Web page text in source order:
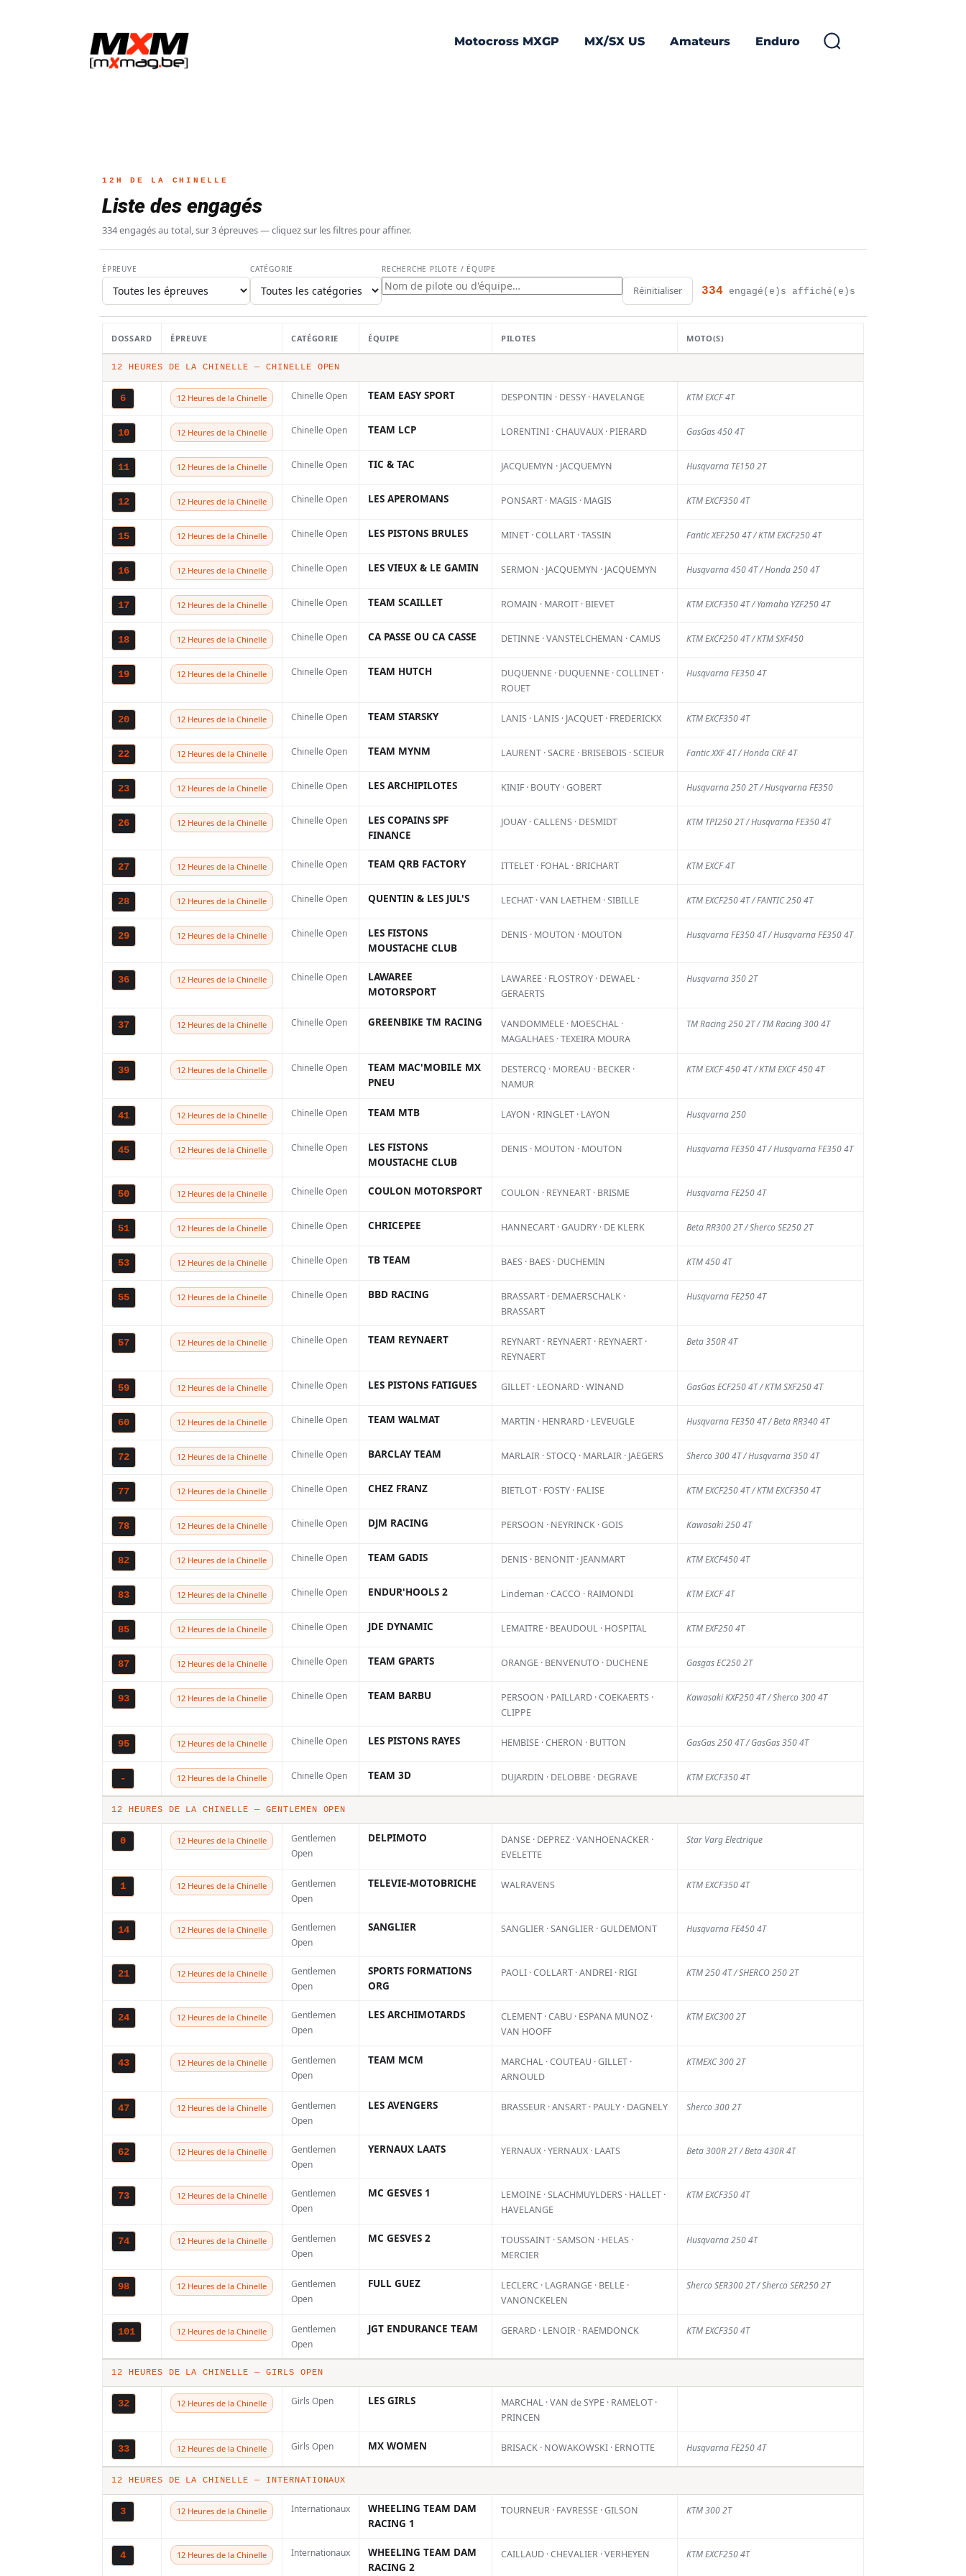
Motocross MXGP MX/SX US Amateurs Enduro
12H DE LA CHINELLE
Liste des engagés
334 engagés au total, sur 3 épreuves — cliquez sur les filtres pour affiner.
ÉPREUVE CATÉGORIE RECHERCHE PILOTE / ÉQUIPE
Réinitialiser 334 engagé(e)s affiché(e)s
DOSSARD ÉPREUVE CATÉGORIE ÉQUIPE PILOTES MOTO(S)
12 HEURES DE LA CHINELLE — CHINELLE OPEN
6 12 Heures de la Chinelle Chinelle Open TEAM EASY SPORT DESPONTIN · DESSY · HAVELANGE KTM EXCF 4T
10 12 Heures de la Chinelle Chinelle Open TEAM LCP LORENTINI · CHAUVAUX · PIERARD GasGas 450 4T
11 12 Heures de la Chinelle Chinelle Open TIC & TAC JACQUEMYN · JACQUEMYN Husqvarna TE150 2T
12 12 Heures de la Chinelle Chinelle Open LES APEROMANS PONSART · MAGIS · MAGIS KTM EXCF350 4T
15 12 Heures de la Chinelle Chinelle Open LES PISTONS BRULES MINET · COLLART · TASSIN Fantic XEF250 4T / KTM EXCF250 4T
16 12 Heures de la Chinelle Chinelle Open LES VIEUX & LE GAMIN SERMON · JACQUEMYN · JACQUEMYN Husqvarna 450 4T / Honda 250 4T
17 12 Heures de la Chinelle Chinelle Open TEAM SCAILLET ROMAIN · MAROIT · BIEVET KTM EXCF350 4T / Yamaha YZF250 4T
18 12 Heures de la Chinelle Chinelle Open CA PASSE OU CA CASSE DETINNE · VANSTELCHEMAN · CAMUS KTM EXCF250 4T / KTM SXF450
19 12 Heures de la Chinelle Chinelle Open TEAM HUTCH
DUQUENNE · DUQUENNE · COLLINET ·
ROUET
Husqvarna FE350 4T
20 12 Heures de la Chinelle Chinelle Open TEAM STARSKY LANIS · LANIS · JACQUET · FREDERICKX KTM EXCF350 4T
22 12 Heures de la Chinelle Chinelle Open TEAM MYNM LAURENT · SACRE · BRISEBOIS · SCIEUR Fantic XXF 4T / Honda CRF 4T
23 12 Heures de la Chinelle Chinelle Open LES ARCHIPILOTES KINIF · BOUTY · GOBERT Husqvarna 250 2T / Husqvarna FE350
26 12 Heures de la Chinelle Chinelle Open
LES COPAINS SPF
FINANCE
JOUAY · CALLENS · DESMIDT KTM TPI250 2T / Husqvarna FE350 4T
27 12 Heures de la Chinelle Chinelle Open TEAM QRB FACTORY ITTELET · FOHAL · BRICHART KTM EXCF 4T
28 12 Heures de la Chinelle Chinelle Open QUENTIN & LES JUL'S LECHAT · VAN LAETHEM · SIBILLE KTM EXCF250 4T / FANTIC 250 4T
29 12 Heures de la Chinelle Chinelle Open
LES FISTONS
MOUSTACHE CLUB
DENIS · MOUTON · MOUTON Husqvarna FE350 4T / Husqvarna FE350 4T
36 12 Heures de la Chinelle Chinelle Open
LAWAREE
MOTORSPORT
LAWAREE · FLOSTROY · DEWAEL ·
GERAERTS
Husqvarna 350 2T
37 12 Heures de la Chinelle Chinelle Open GREENBIKE TM RACING
VANDOMMELE · MOESCHAL ·
MAGALHAES · TEXEIRA MOURA
TM Racing 250 2T / TM Racing 300 4T
39 12 Heures de la Chinelle Chinelle Open
TEAM MAC'MOBILE MX
PNEU
DESTERCQ · MOREAU · BECKER ·
NAMUR
KTM EXCF 450 4T / KTM EXCF 450 4T
41 12 Heures de la Chinelle Chinelle Open TEAM MTB LAYON · RINGLET · LAYON Husqvarna 250
45 12 Heures de la Chinelle Chinelle Open
LES FISTONS
MOUSTACHE CLUB
DENIS · MOUTON · MOUTON Husqvarna FE350 4T / Husqvarna FE350 4T
50 12 Heures de la Chinelle Chinelle Open COULON MOTORSPORT COULON · REYNEART · BRISME Husqvarna FE250 4T
51 12 Heures de la Chinelle Chinelle Open CHRICEPEE HANNECART · GAUDRY · DE KLERK Beta RR300 2T / Sherco SE250 2T
53 12 Heures de la Chinelle Chinelle Open TB TEAM BAES · BAES · DUCHEMIN KTM 450 4T
55 12 Heures de la Chinelle Chinelle Open BBD RACING
BRASSART · DEMAERSCHALK ·
BRASSART
Husqvarna FE250 4T
57 12 Heures de la Chinelle Chinelle Open TEAM REYNAERT
REYNART · REYNAERT · REYNAERT ·
REYNAERT
Beta 350R 4T
59 12 Heures de la Chinelle Chinelle Open LES PISTONS FATIGUES GILLET · LEONARD · WINAND GasGas ECF250 4T / KTM SXF250 4T
60 12 Heures de la Chinelle Chinelle Open TEAM WALMAT MARTIN · HENRARD · LEVEUGLE Husqvarna FE350 4T / Beta RR340 4T
72 12 Heures de la Chinelle Chinelle Open BARCLAY TEAM MARLAIR · STOCQ · MARLAIR · JAEGERS Sherco 300 4T / Husqvarna 350 4T
77 12 Heures de la Chinelle Chinelle Open CHEZ FRANZ BIETLOT · FOSTY · FALISE KTM EXCF250 4T / KTM EXCF350 4T
78 12 Heures de la Chinelle Chinelle Open DJM RACING PERSOON · NEYRINCK · GOIS Kawasaki 250 4T
82 12 Heures de la Chinelle Chinelle Open TEAM GADIS DENIS · BENONIT · JEANMART KTM EXCF450 4T
83 12 Heures de la Chinelle Chinelle Open ENDUR'HOOLS 2 Lindeman · CACCO · RAIMONDI KTM EXCF 4T
85 12 Heures de la Chinelle Chinelle Open JDE DYNAMIC LEMAITRE · BEAUDOUL · HOSPITAL KTM EXF250 4T
87 12 Heures de la Chinelle Chinelle Open TEAM GPARTS ORANGE · BENVENUTO · DUCHENE Gasgas EC250 2T
93 12 Heures de la Chinelle Chinelle Open TEAM BARBU
PERSOON · PAILLARD · COEKAERTS ·
CLIPPE
Kawasaki KXF250 4T / Sherco 300 4T
95 12 Heures de la Chinelle Chinelle Open LES PISTONS RAYES HEMBISE · CHERON · BUTTON GasGas 250 4T / GasGas 350 4T
- 12 Heures de la Chinelle Chinelle Open TEAM 3D DUJARDIN · DELOBBE · DEGRAVE KTM EXCF350 4T
12 HEURES DE LA CHINELLE — GENTLEMEN OPEN
0 12 Heures de la Chinelle
Gentlemen
Open
DELPIMOTO
DANSE · DEPREZ · VANHOENACKER ·
EVELETTE
Star Varg Electrique
1 12 Heures de la Chinelle
Gentlemen
Open
TELEVIE-MOTOBRICHE WALRAVENS KTM EXCF350 4T
14 12 Heures de la Chinelle
Gentlemen
Open
SANGLIER SANGLIER · SANGLIER · GULDEMONT Husqvarna FE450 4T
21 12 Heures de la Chinelle
Gentlemen
Open
SPORTS FORMATIONS
ORG
PAOLI · COLLART · ANDREI · RIGI KTM 250 4T / SHERCO 250 2T
24 12 Heures de la Chinelle
Gentlemen
Open
LES ARCHIMOTARDS
CLEMENT · CABU · ESPANA MUNOZ ·
VAN HOOFF
KTM EXC300 2T
43 12 Heures de la Chinelle
Gentlemen
Open
TEAM MCM
MARCHAL · COUTEAU · GILLET ·
ARNOULD
KTMEXC 300 2T
47 12 Heures de la Chinelle
Gentlemen
Open
LES AVENGERS BRASSEUR · ANSART · PAULY · DAGNELY Sherco 300 2T
62 12 Heures de la Chinelle
Gentlemen
Open
YERNAUX LAATS YERNAUX · YERNAUX · LAATS Beta 300R 2T / Beta 430R 4T
73 12 Heures de la Chinelle
Gentlemen
Open
MC GESVES 1
LEMOINE · SLACHMUYLDERS · HALLET ·
HAVELANGE
KTM EXCF350 4T
74 12 Heures de la Chinelle
Gentlemen
Open
MC GESVES 2
TOUSSAINT · SAMSON · HELAS ·
MERCIER
Husqvarna 250 4T
98 12 Heures de la Chinelle
Gentlemen
Open
FULL GUEZ
LECLERC · LAGRANGE · BELLE ·
VANONCKELEN
Sherco SER300 2T / Sherco SER250 2T
101 12 Heures de la Chinelle
Gentlemen
Open
JGT ENDURANCE TEAM GERARD · LENOIR · RAEMDONCK KTM EXCF350 4T
12 HEURES DE LA CHINELLE — GIRLS OPEN
32 12 Heures de la Chinelle Girls Open LES GIRLS
MARCHAL · VAN de SYPE · RAMELOT ·
PRINCEN
33 12 Heures de la Chinelle Girls Open MX WOMEN BRISACK · NOWAKOWSKI · ERNOTTE Husqvarna FE250 4T
12 HEURES DE LA CHINELLE — INTERNATIONAUX
3 12 Heures de la Chinelle Internationaux
WHEELING TEAM DAM
RACING 1
TOURNEUR · FAVRESSE · GILSON KTM 300 2T
4 12 Heures de la Chinelle Internationaux
WHEELING TEAM DAM
RACING 2
CAILLAUD · CHEVALIER · VERHEYEN KTM EXCF250 4T
Essayez les
Sherco 2015 !
Les Sherco 2015 seront à l’essai les samedi 4 et
dimanche 5 octobre prochains. Vukcevic Racing,
l’importateur de la marque en Belgique, vous
propose en effet de vous essayer au guidon de la
gamme 2015 du constructeur français sur le parcours
de Bray.
A lire également
La Chinelle :
sécheresse,
des mesures
de sécurité
pour limiter
les risques
6 AOÛT 2026
Ce week-end, l'esplanade
de Franchimont et ses
accueillir plusieurs
dizaines de milliers de
personnes....
Calvin
rejoint Honda
Motoblouz SR
Motul
Calvin Vlaanderen
Honda Motoblouz SR
par Josse...
Plus de 800
pilotes
attendus pour
une nouvelle
saison record
du
championnat
de France des
Sables
5 AOÛT 2026
Le championnat de France
continue de surfer sur une
popularité exceptionnelle.
Pour la saison...
public, Jarne
son meilleur
saison
Le Grand Prix de Belgique
de Lommel restera comme
saison de Jarne...
Plus d'actu
La Chinelle :
face à la
sécheresse,
de sécurité
les risques
Ce week-end, l'esplanade
alentours s'apprêtent à
dizaines de milliers de
Advertisment
Les
derniers
articles
La Chinelle : face à
sécurité pour
6 AOÛT 2026
rejoint Honda
pilotes attendus
pour une nouvelle
France des Sables